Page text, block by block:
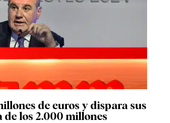
de euros y dispara sus
de los 2.000 millones